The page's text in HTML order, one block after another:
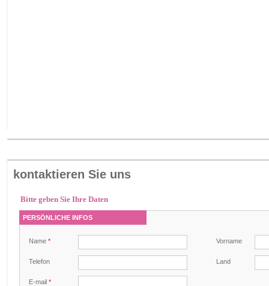
kontaktieren Sie uns
Bitte geben Sie Ihre Daten
PERSÖNLICHE INFOS
Name * Vorname
Telefon Land
E-mail *